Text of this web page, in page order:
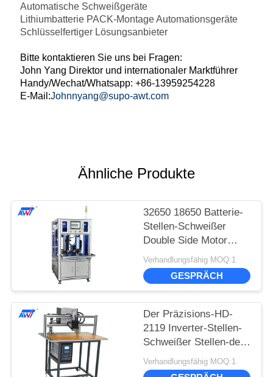
Automatische Schweißgeräte
Lithiumbatterie PACK-Montage Automationsgeräte
Schlüsselfertiger Lösungsanbieter
Bitte kontaktieren Sie uns bei Fragen:
John Yang Direktor und internationaler Marktführer
Handy/Wechat/Whatsapp: +86-13959254228
E-Mail:Johnnyang@supo-awt.com
Ähnliche Produkte
32650 18650 Batterie-
Stellen-Schweißer
Double Side Motor
gefahren 3800-4500
PC/Stunden 380V
5000A
Verhandlungsfähig MOQ:1
GESPRÄCH
Der Präzisions-HD-
2119 Inverter-Stellen-
Schweißer Stellen-des
Schweißer-18650
32650/380V 5000A
Verhandlungsfähig MOQ:1